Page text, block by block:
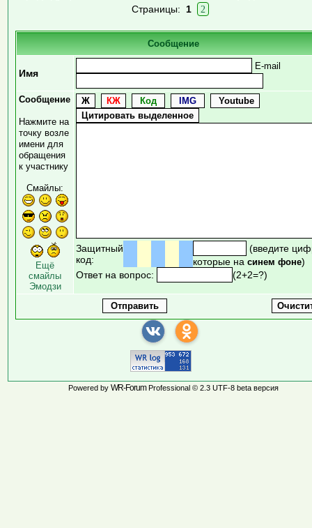
Страницы: 1 2
Сообщение
Имя
E-mail
Сообщение
Нажмите на
точку возле
имени для
обращения
к участнику
Смайлы:
Ещё
смайлы
Эмодзи
Защитный
код:
(введите
которые на синем фоне)
Ответ на вопрос:
(2+2=?)
Powered by WR-ForumProfessional © 2.3 UTF-8 beta версия